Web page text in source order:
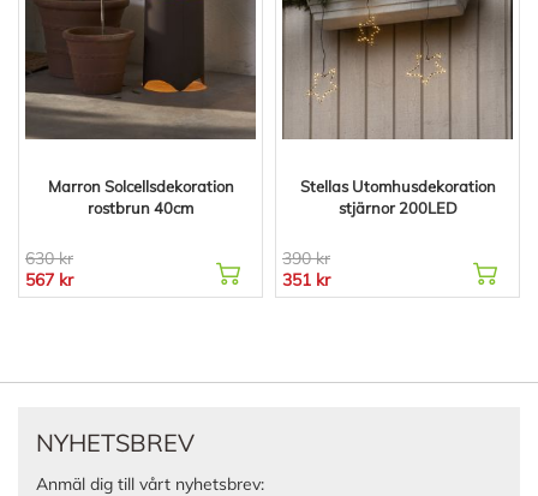
Marron Solcellsdekoration
rostbrun 40cm
630 kr
567 kr
Stellas Utomhusdekoration
stjärnor 200LED
390 kr
351 kr
NYHETSBREV
Anmäl dig till vårt nyhetsbrev: